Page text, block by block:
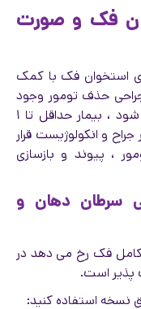
فک و صورت
استخوان فک با کمک
حذف تومور وجود
دارد. در تومور های بدخیم ، توصیه می شود ، بیمار حداقل تا ۱
و انکولوژیست قرار
، پیوند و بازسازی
سرطان دهان و
کامل فک رخ می دهد در
پذیر است.